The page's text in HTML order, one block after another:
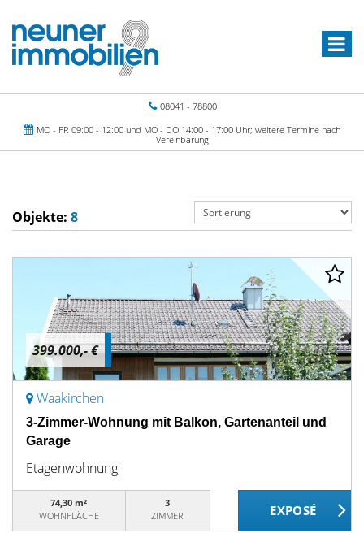
08041 - 78800
MO - FR 09:00 - 12:00 und MO - DO 14:00 - 17:00 Uhr; weitere Termine nach
Vereinbarung
Objekte: 8
399.000,- €
Waakirchen
3-Zimmer-Wohnung mit Balkon, Gartenanteil und
Garage
Etagenwohnung
74,30 m²
WOHNFLÄCHE
3
ZIMMER